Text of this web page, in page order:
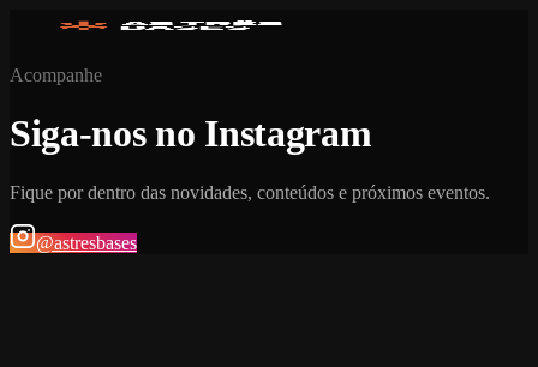
Acompanhe
Siga-nos no Instagram
Fique por dentro das novidades, conteúdos e próximos eventos.
@astresbases